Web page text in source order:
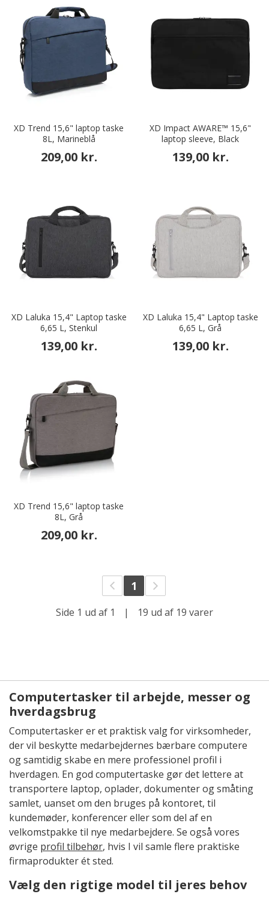
XD Trend 15,6" laptop taske
8L, Marineblå
209,00 kr.
XD Impact AWARE™ 15,6"
laptop sleeve, Black
139,00 kr.
XD Laluka 15,4" Laptop taske
6,65 L, Stenkul
139,00 kr.
XD Laluka 15,4" Laptop taske
6,65 L, Grå
139,00 kr.
XD Trend 15,6" laptop taske
8L, Grå
209,00 kr.
1
Side 1 ud af 1 | 19 ud af 19 varer
Computertasker til arbejde, messer og
hverdagsbrug
Computertasker er et praktisk valg for virksomheder,
der vil beskytte medarbejdernes bærbare computere
og samtidig skabe en mere professionel profil i
hverdagen. En god computertaske gør det lettere at
transportere laptop, oplader, dokumenter og småting
samlet, uanset om den bruges på kontoret, til
kundemøder, konferencer eller som del af en
velkomstpakke til nye medarbejdere. Se også vores
øvrige profil tilbehør, hvis I vil samle flere praktiske
firmaprodukter ét sted.
Vælg den rigtige model til jeres behov